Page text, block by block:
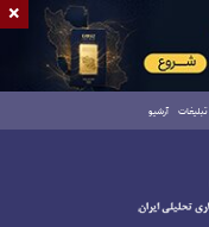
تبلیغات آرشیو
×